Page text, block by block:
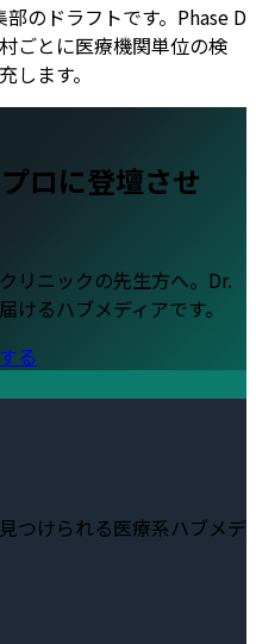
のドラフトです。Phase D
ごとに医療機関単位の検
します。
ロに登壇させ
リニックの先生方へ。Dr.
けるハブメディアです。
る
つけられる医療系ハブメデ